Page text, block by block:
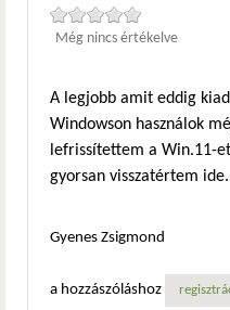
Még nincs értékelve
A legjobb amit eddig
Windowson használok
lefrissítettem a Win.11-
gyorsan visszatértem ide.
Gyenes Zsigmond
a hozzászóláshoz